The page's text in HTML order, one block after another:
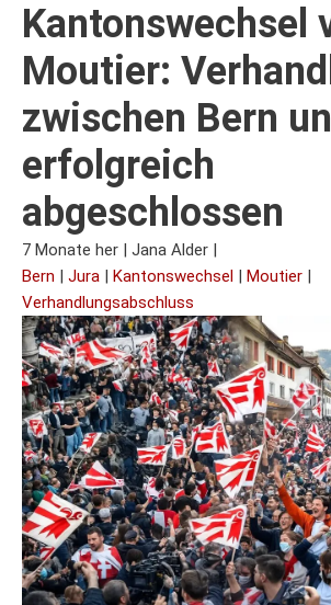
Kantonswechsel
Moutier:
zwischen Bern
erfolgreich
abgeschlossen
7 Monate her | Jana Alder |
Bern | Jura | Kantonswechsel | Moutier |
Verhandlungsabschluss